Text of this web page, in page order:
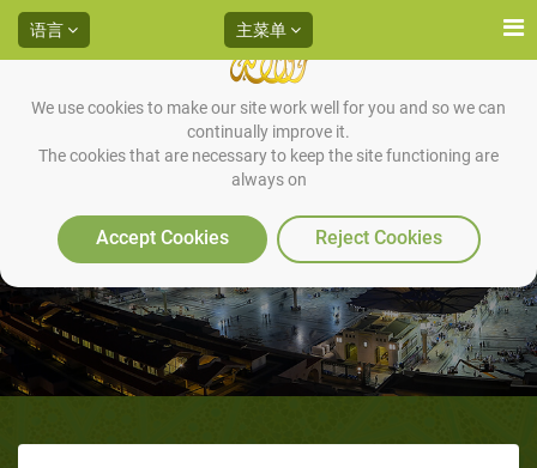
We use cookies to make our site work well for you and so we can
continually improve it.
The cookies that are necessary to keep the site functioning are
always on
Accept Cookies Reject Cookies
语言 主菜单
先知穆罕默德传记（1/12）：先
知诞生前的阿拉伯半岛